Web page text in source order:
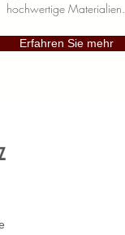
Erfahren Sie mehr
hochwertige Materialien.